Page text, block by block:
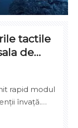
tactile
de
rapid modul
învață.